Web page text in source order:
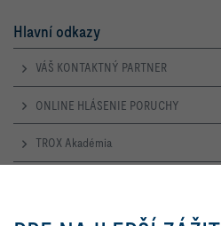
Hlavní odkazy
VÁŠ KONTAKTNÝ PARTNER
ONLINE HLÁSENIE PORUCHY
TROX Akadémia
umožníte, aby